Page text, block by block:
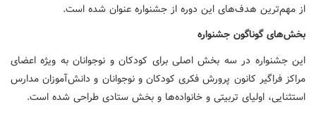
از مهم‌ترین هدف‌های این دوره از جشنواره عنوان شده است.
بخش‌های گوناگون جشنواره
این جشنواره در سه بخش اصلی برای کودکان و نوجوانان به ویژه اعضای
مراکز فراگیر کانون پرورش فکری کودکان و نوجوانان و دانش‌آموزان مدارس
استثنایی، اولیای تربیتی و خانواده‌ها و بخش ستادی طراحی شده است.